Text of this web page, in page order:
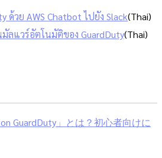
ด้วย AWS Chatbot ไปยัง Slack(Thai)
ลแวร์อัตโนมัติของ GuardDuty(Thai)
GuardDuty」とは？初心者向けに